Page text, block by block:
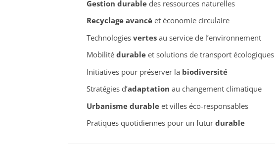
Gestion durabledes ressources naturelles
Recyclage avancéet économie circulaire
Technologies vertesau service de l’environnement
Mobilité durableet solutions de transport écologiques
Initiatives pour préserver la biodiversité
Stratégies d’adaptation au changement climatique
Urbanisme durableet villes éco-responsables
Pratiques quotidiennes pour un futur durable